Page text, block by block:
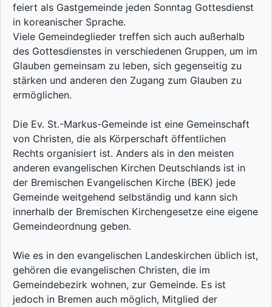
feiert als Gastgemeinde jeden Sonntag Gottesdienst
in koreanischer Sprache.
Viele Gemeindeglieder treffen sich auch außerhalb
des Gottesdienstes in verschiedenen Gruppen, um im
Glauben gemeinsam zu leben, sich gegenseitig zu
stärken und anderen den Zugang zum Glauben zu
ermöglichen.
Die Ev. St.-Markus-Gemeinde ist eine Gemeinschaft
von Christen, die als Körperschaft öffentlichen
Rechts organisiert ist. Anders als in den meisten
anderen evangelischen Kirchen Deutschlands ist in
der Bremischen Evangelischen Kirche (BEK) jede
Gemeinde weitgehend selbständig und kann sich
innerhalb der Bremischen Kirchengesetze eine eigene
Gemeindeordnung geben.
Wie es in den evangelischen Landeskirchen üblich ist,
gehören die evangelischen Christen, die im
Gemeindebezirk wohnen, zur Gemeinde. Es ist
jedoch in Bremen auch möglich, Mitglied der